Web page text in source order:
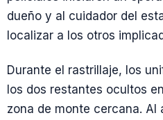
dueño y al cuidador del
localizar a los otros
Durante el rastrillaje, los
los dos restantes ocultos
zona de monte cercana. Al